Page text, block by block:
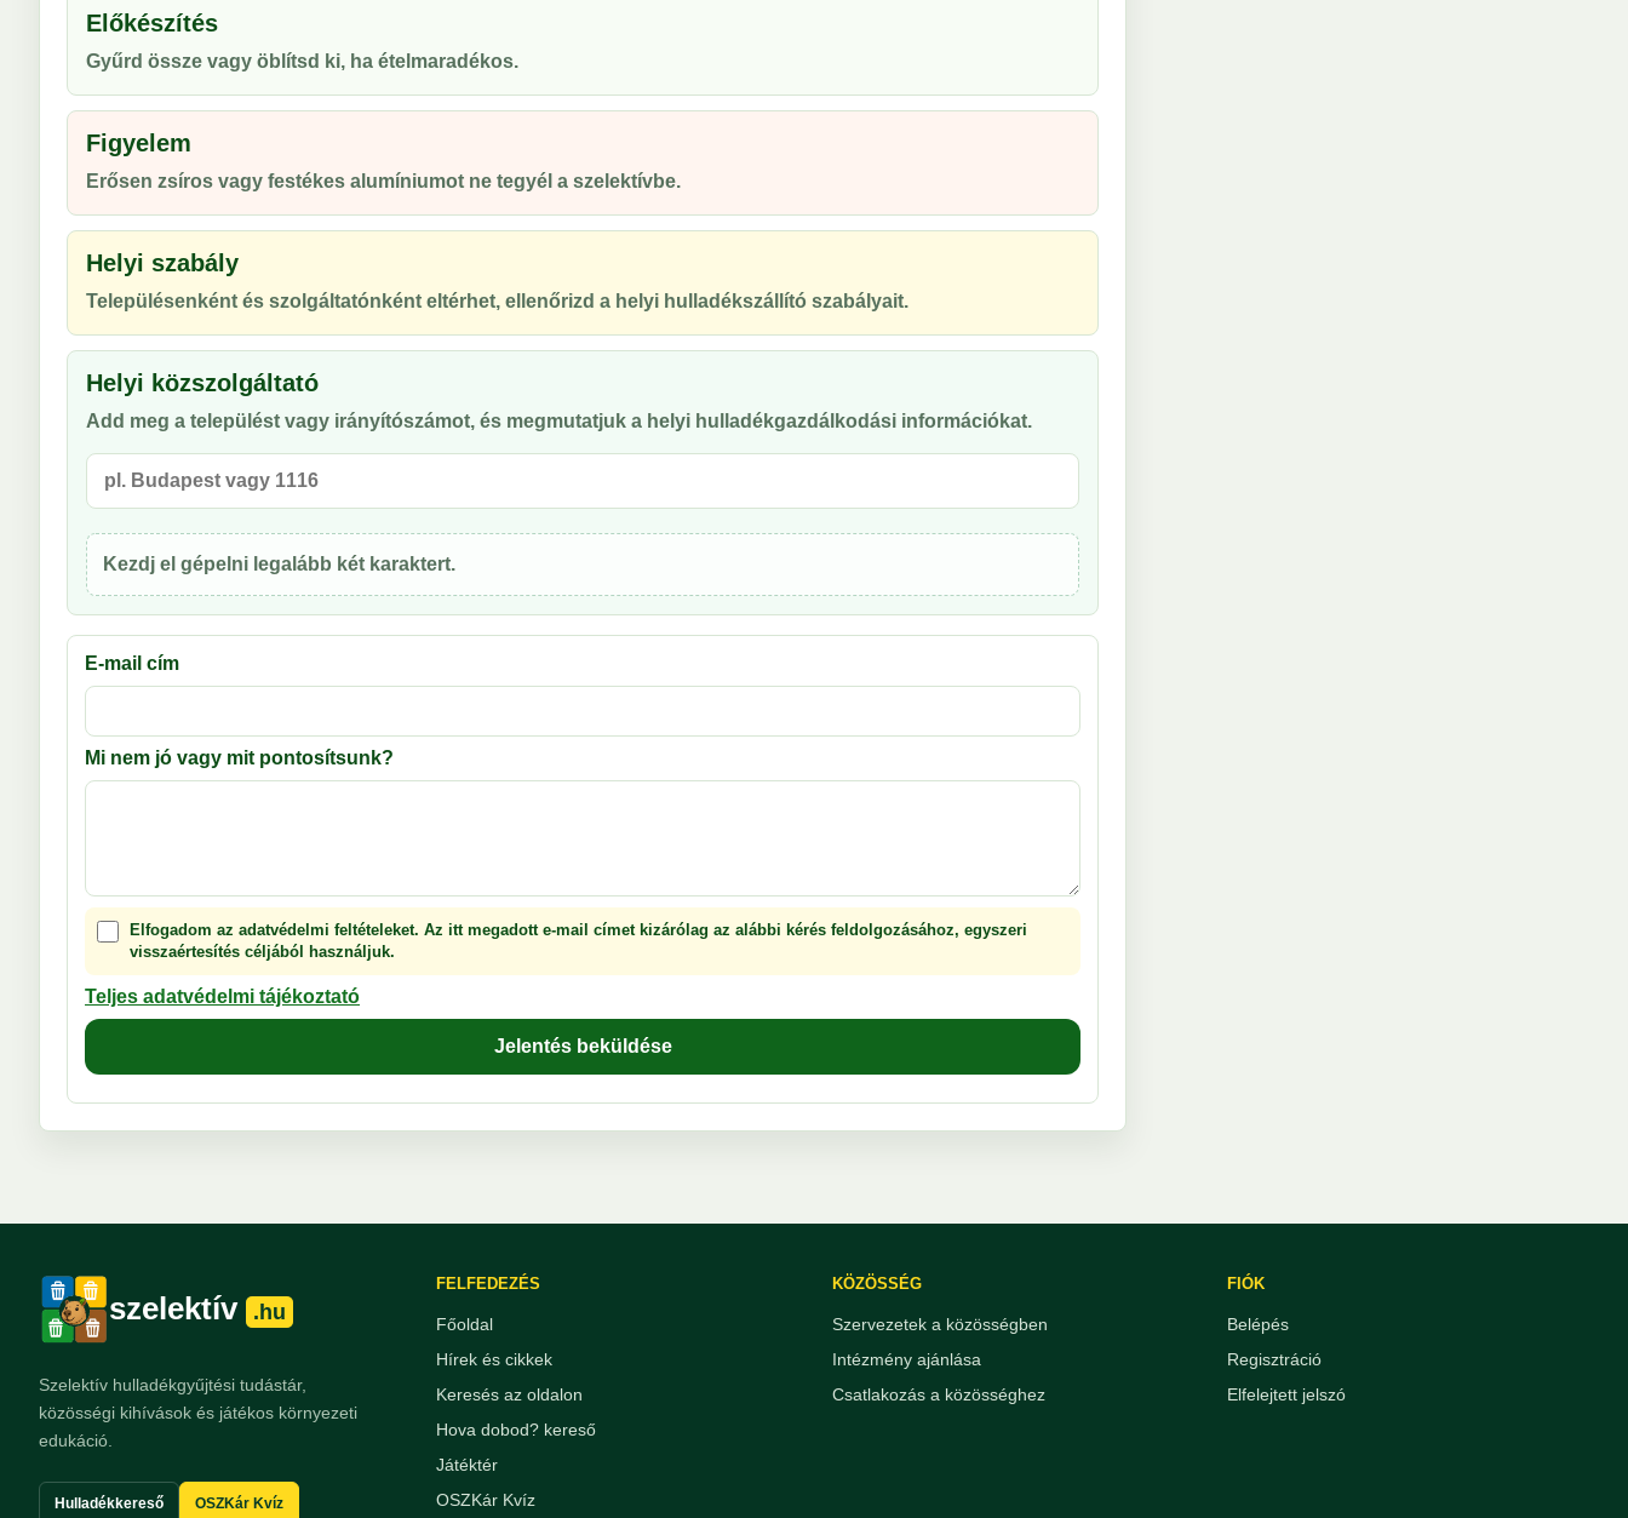
Előkészítés
Gyűrd össze vagy öblítsd ki, ha ételmaradékos.
Figyelem
Erősen zsíros vagy festékes alumíniumot ne tegyél a szelektívbe.
Helyi szabály
Településenként és szolgáltatónként eltérhet, ellenőrizd a helyi hulladékszállító szabályait.
Helyi közszolgáltató
Add meg a települést vagy irányítószámot, és megmutatjuk a helyi hulladékgazdálkodási információkat.
Kezdj el gépelni legalább két karaktert.
E-mail cím
Mi nem jó vagy mit pontosítsunk?
Elfogadom az adatvédelmi feltételeket. Az itt megadott e-mail címet kizárólag az alábbi kérés feldolgozásához, egyszeri
visszaértesítés céljából használjuk.
Teljes adatvédelmi tájékoztató
Jelentés beküldése
szelektív .hu
Szelektív hulladékgyűjtési tudástár,
közösségi kihívások és játékos környezeti
edukáció.
Hulladékkereső OSZKár Kvíz
FELFEDEZÉS
Főoldal
Hírek és cikkek
Keresés az oldalon
Hova dobod? kereső
Játéktér
OSZKár Kvíz
KÖZÖSSÉG
Szervezetek a közösségben
Intézmény ajánlása
Csatlakozás a közösséghez
FIÓK
Belépés
Regisztráció
Elfelejtett jelszó